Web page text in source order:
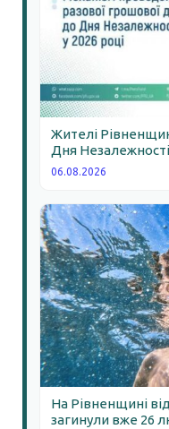
Жителі
Дня
06.08.2026
На Рівненщині
загинули вже 26